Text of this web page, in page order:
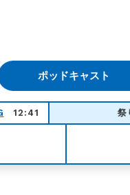
ポッドキャスト
12:41 祭りのあ